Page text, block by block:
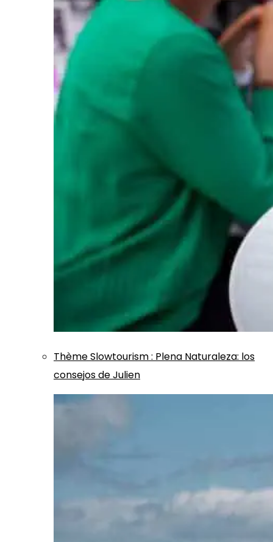
ThèmeSlowtourism: Plena Naturaleza: los
consejos de Julien